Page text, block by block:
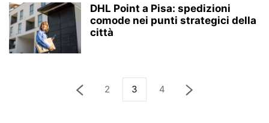
DHL Point a Pisa: spedizioni
comode nei punti strategici della
città
2 3 4